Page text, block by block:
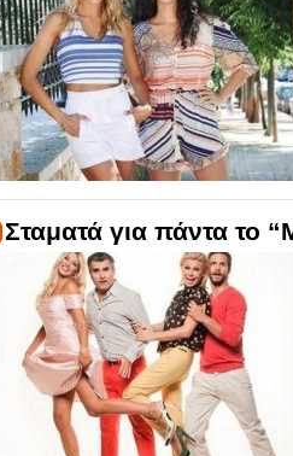
Σταματά για πάντα το